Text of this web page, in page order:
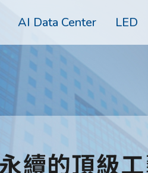
AI Data Center LED